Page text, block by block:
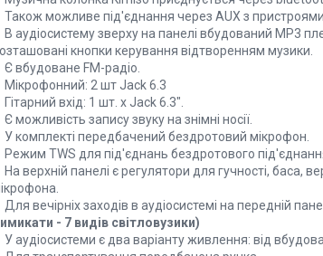
Також можливе під'єднання через AUX з
В аудіосистему зверху на панелі вбудований MP3
кнопки керування відтворенням музики.
Є вбудоване FM-радіо.
Мікрофонний: 2 шт Jack 6.3
Гітарний вхід: 1 шт. х Jack 6.3".
Є можливість запису звуку на знімні носії.
У комплекті передбачений бездротовий мікрофон.
Режим TWS для під'єднань бездротового
На верхній панелі є регулятори для гучності, баса,
Для вечірніх заходів в аудіосистемі на передній
- 7 видів світловузики)
У аудіосистеми є два варіанту живлення: від